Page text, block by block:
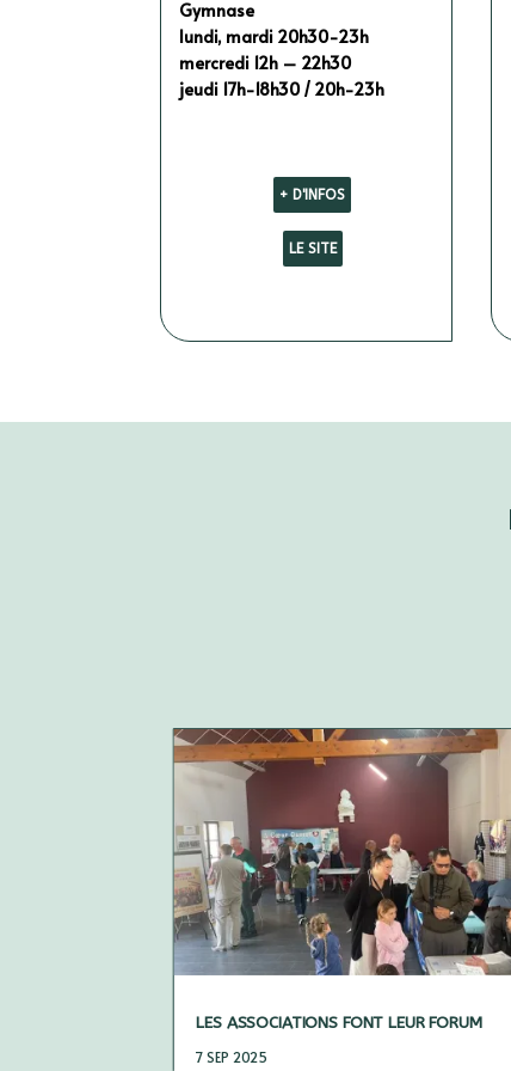
Gymnase
lundi, mardi 20h30-23h
mercredi 12h – 22h30
jeudi 17h-18h30 / 20h-23h
+ D'INFOS
LE SITE
LES ASSOCIATIONS FONT LEUR FORUM
7 SEP 2025